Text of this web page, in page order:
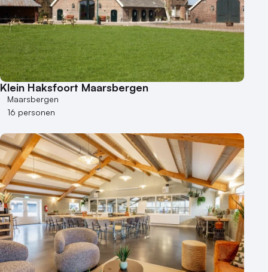
Klein Haksfoort Maarsbergen
Maarsbergen
16 personen